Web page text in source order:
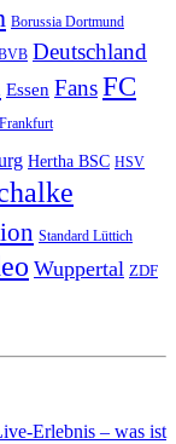
Borussia Dortmund
Deutschland
Essen FansFC
Frankfurt
Hertha BSC HSV
Standard Lüttich
Wuppertal ZDF
Erlebnis – was ist